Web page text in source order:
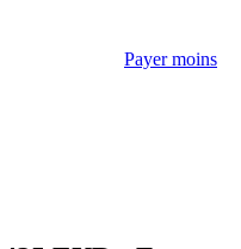
Payer moins